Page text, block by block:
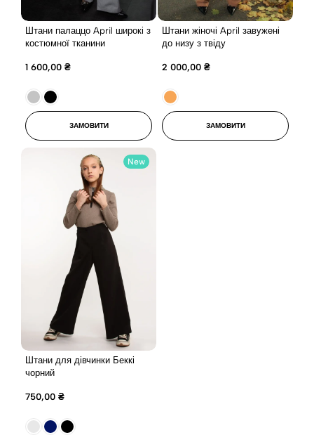
Штани палаццо April широкі з
костюмної тканини
1 600,00 ₴
ЗАМОВИТИ
Штани жіночі April завужені
до низу з твіду
2 000,00 ₴
ЗАМОВИТИ
New
Штани для дівчинки Беккі
чорний
750,00 ₴